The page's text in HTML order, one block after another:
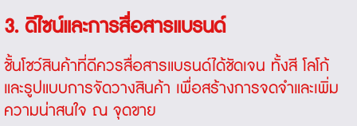
3. ดีไซน์และการสื่อสารแบรนด์
ชั้นโชว์สินค้าที่ดีควรสื่อสารแบรนด์ได้ชัดเจน ทั้งสี โลโก้
และรูปแบบการจัดวางสินค้า เพื่อสร้างการจดจำและเพิ่ม
ความน่าสนใจ ณ จุดขาย